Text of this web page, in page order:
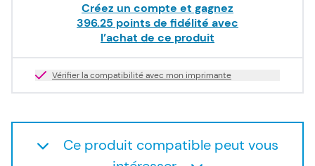
Créez un compte et gagnez
396.25 points de fidélité avec
l’achat de ce produit
Vérifier la compatibilité avec mon imprimante
Ce produit compatible peut vous